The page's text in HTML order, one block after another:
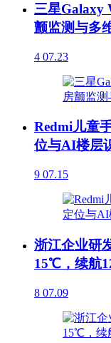
三星Galaxy
颤监测与多
4 07.23
Redmi儿童
位与AI楼层
9 07.15
浙江企业研
15℃，续航
8 07.09